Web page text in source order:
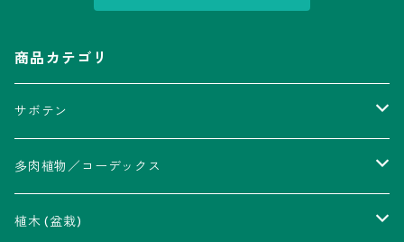
商品カテゴリ
サボテン
アストロフィツム属
瑠璃兜錦、兜丸錦
アリオカルプス属
多肉植物／コーデックス
アカベ属
植木 (盆栽)